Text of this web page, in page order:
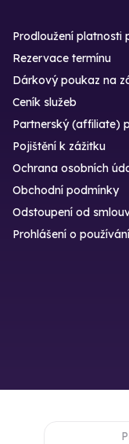
Prodloužení platnosti
Rezervace termínu
Dárkový poukaz na
Ceník služeb
Partnerský (affiliate)
Pojištění k zážitku
Ochrana osobních
Obchodní podmínky
Odstoupení od
Prohlášení o